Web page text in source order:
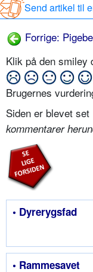
Send artikel til
Forrige:
Klik på den smiley
Brugernes
Siden er blevet set
kommentarer
• Dyrerygsfad
• Rammesavet